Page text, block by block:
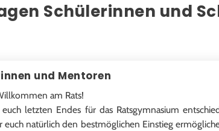
Schülerinnen und
und Mentoren
am Rats!
letzten Endes für das Ratsgymnasium
euch natürlich den bestmöglichen Einstieg